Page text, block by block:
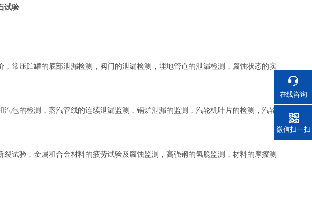
试验
常压贮罐的底部泄漏检测，阀门的泄漏检测，埋地管道的泄漏检测，腐蚀状态的实
包的检测，蒸汽管线的连续泄漏监测，锅炉泄漏的监测，汽轮机叶片的检测，汽轮
试验，金属和合金材料的疲劳试验及腐蚀监测，高强钢的氢脆监测，材料的摩擦测
在线咨询
电话
微信扫一扫